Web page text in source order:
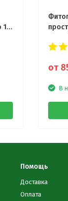
15
от
В
Помощь
Доставка
Оплата